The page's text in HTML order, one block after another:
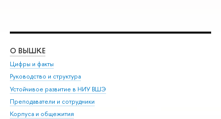
О ВЫШКЕ
Цифры и факты
Руководство и структура
Устойчивое развитие в НИУ ВШЭ
Преподаватели и сотрудники
Корпуса и общежития